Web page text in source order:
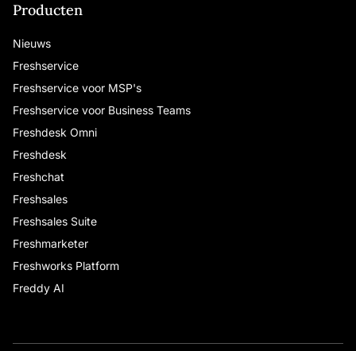
Producten
Nieuws
Freshservice
Freshservice voor MSP's
Freshservice voor Business Teams
Freshdesk Omni
Freshdesk
Freshchat
Freshsales
Freshsales Suite
Freshmarketer
Freshworks Platform
Freddy AI